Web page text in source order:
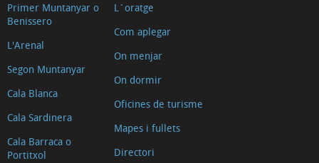
Primer Muntanyar o
Benissero
L'Arenal
Segon Muntanyar
Cala Blanca
Cala Sardinera
Cala Barraca o
Portitxol
L´oratge
Com aplegar
On menjar
On dormir
Oficines de turisme
Mapes i fullets
Directori